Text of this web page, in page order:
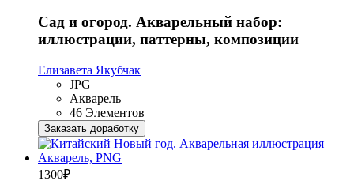
Сад и огород. Акварельный набор:
иллюстрации, паттерны, композиции
Елизавета Якубчак
JPG
Акварель
46 Элементов
Заказать доработку
1300₽